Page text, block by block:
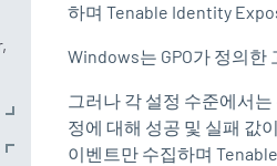
하며 Tenable Identity
Windows는 GPO가 정의한
그러나 각 설정 수준에서
정에 대해 성공 및 실패 값
이벤트만 수집하며